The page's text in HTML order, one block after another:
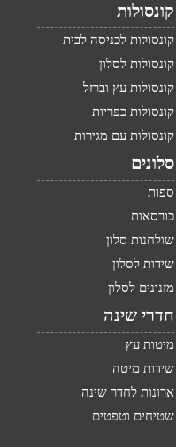
קונסולות
קונסולות לכניסה לבית
קונסולות לסלון
קונסולות עץ וברזל
קונסולות כפריות
קונסולות עם מגירות
סלונים
ספות
כורסאות
שולחנות סלון
שידות לסלון
מזנונים לסלון
חדרי שינה
מיטות עץ
שידות מיטה
ארונות לחדר שינה
שטיחים וטפטים